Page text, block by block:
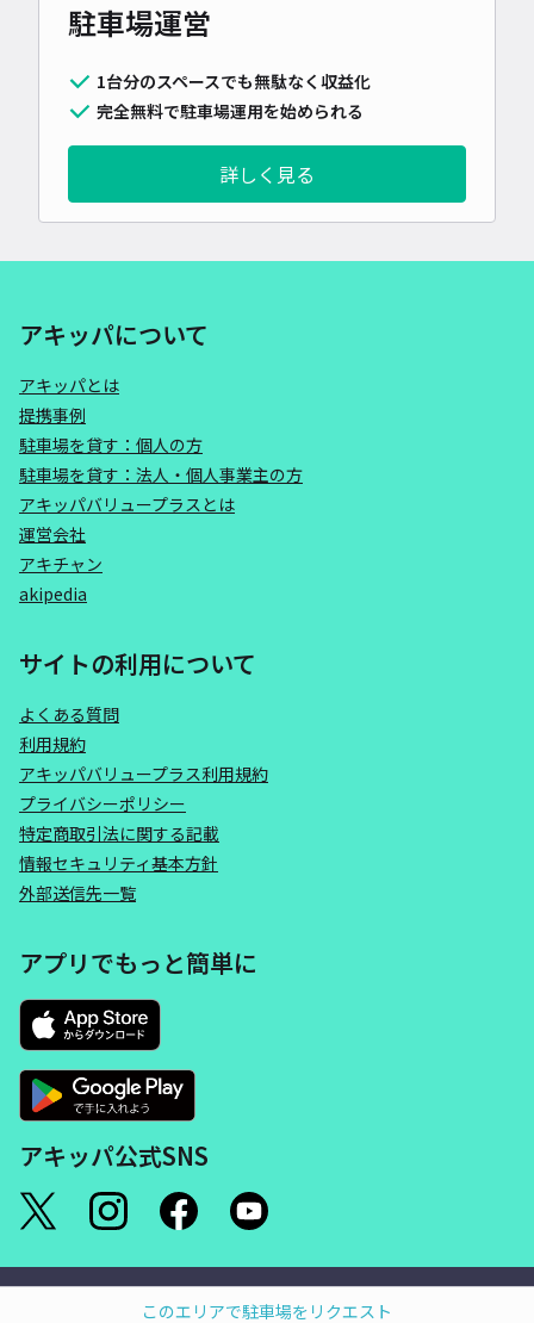
このエリアで駐車場をリクエスト
駐車場運営
1台分のスペースでも無駄なく収益化
完全無料で駐車場運用を始められる
詳しく見る
アキッパについて
アキッパとは
提携事例
駐車場を貸す：個人の方
駐車場を貸す：法人・個人事業主の方
アキッパバリュープラスとは
運営会社
アキチャン
akipedia
サイトの利用について
よくある質問
利用規約
アキッパバリュープラス利用規約
プライバシーポリシー
特定商取引法に関する記載
情報セキュリティ基本方針
外部送信先一覧
アプリでもっと簡単に
アキッパ公式SNS
©akippa Inc. All Rights Reserved.